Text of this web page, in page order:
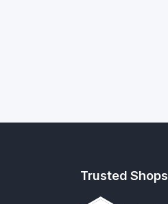
Trusted Shops